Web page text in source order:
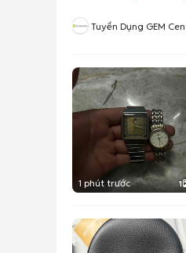
Tuyển Dụng GEM
1 phút trước 1